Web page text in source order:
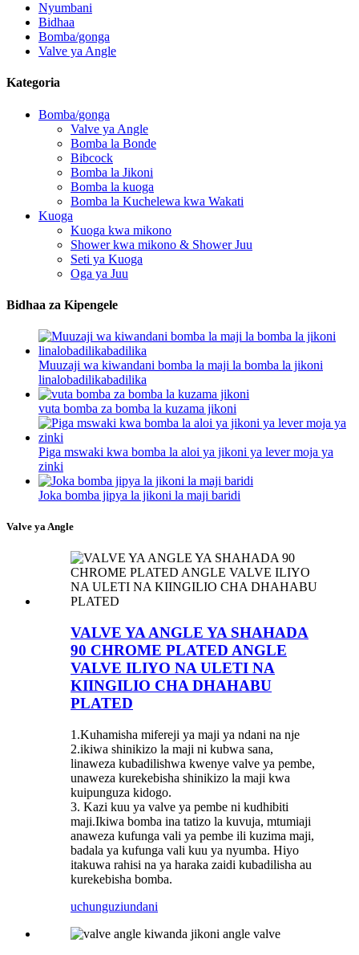
Nyumbani
Bidhaa
Bomba/gonga
Valve ya Angle
Kategoria
Bomba/gonga
Valve ya Angle
Bomba la Bonde
Bibcock
Bomba la Jikoni
Bomba la kuoga
Bomba la Kuchelewa kwa Wakati
Kuoga
Kuoga kwa mikono
Shower kwa mikono & Shower Juu
Seti ya Kuoga
Oga ya Juu
Bidhaa za Kipengele
Muuzaji wa kiwandani bomba la maji la bomba la jikoni
linalobadilikabadilika
vuta bomba za bomba la kuzama jikoni
Piga mswaki kwa bomba la aloi ya jikoni ya lever moja ya
zinki
Joka bomba jipya la jikoni la maji baridi
Valve ya Angle
VALVE YA ANGLE YA SHAHADA
90 CHROME PLATED ANGLE
VALVE ILIYO NA ULETI NA
KIINGILIO CHA DHAHABU
PLATED
1.Kuhamisha mifereji ya maji ya ndani na nje
2.ikiwa shinikizo la maji ni kubwa sana,
linaweza kubadilishwa kwenye valve ya pembe,
unaweza kurekebisha shinikizo la maji kwa
kuipunguza kidogo.
3. Kazi kuu ya valve ya pembe ni kudhibiti
maji.Ikiwa bomba ina tatizo la kuvuja, mtumiaji
anaweza kufunga vali ya pembe ili kuzima maji,
badala ya kufunga vali kuu ya nyumba. Hiyo
itakuwa rahisi na ya haraka zaidi kubadilisha au
kurekebisha bomba.
uchunguziundani